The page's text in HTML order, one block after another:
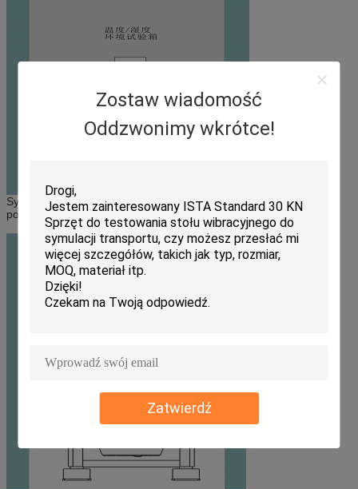
Zostaw wiadomość
Oddzwonimy wkrótce!
Zatwierdź
Systemy do testów wibracyjnych i komora testowa łączą się za
pomocą złącza przejściowego